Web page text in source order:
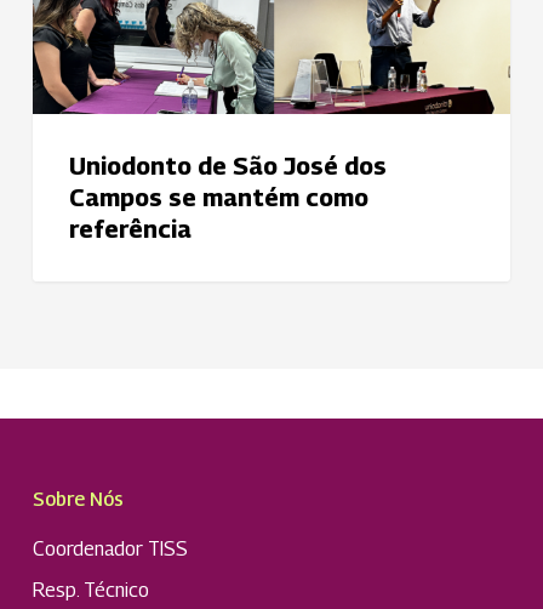
mantém
como
referência
Uniodonto de São José dos
Campos se mantém como
referência
Sobre Nós
Coordenador TISS
Resp. Técnico